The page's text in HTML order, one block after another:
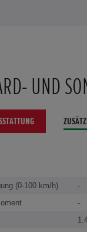
UND
(0-100 km/h)
-
-